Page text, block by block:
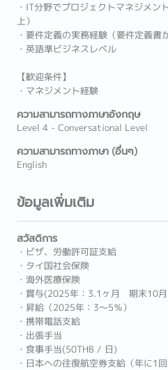
・IT分野でプロジェクトマネジメン
上）
・要件定義の実務経験（要件定義書
・英語準ビジネスレベル
【歓迎条件】
・マネジメント経験
ความสามารถทางภาษาอังกฤษ
Level 4 - Conversational Level
ความสามารถทางภาษา (อื่นๆ)
English
ข้อมูลเพิ่มเติม
สวัสดิการ
・ビザ、労働許可証支給
・タイ国社会保険
・海外医療保険
・賞与(2025年：3.1ヶ月 期末10
・昇給（2025年：3〜5％）
・携帯電話支給
・出張手当
・食事手当(50THB / 日)
・日本への往復航空券支給（年に1回